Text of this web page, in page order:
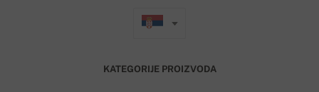
KATEGORIJE PROIZVODA